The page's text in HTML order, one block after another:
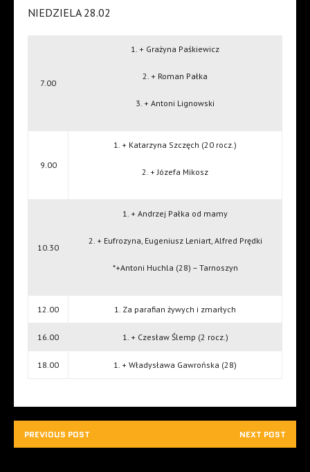
NIEDZIELA 28.02
7.00
1. + Grażyna Paśkiewicz
2. + Roman Pałka
3. + Antoni Lignowski
9.00
1. + Katarzyna Szczęch (20 rocz.)
2. + Józefa Mikosz
10.30
1. + Andrzej Pałka od mamy
2. + Eufrozyna, Eugeniusz Leniart, Alfred Prędki
*+Antoni Huchla (28) – Tarnoszyn
12.00 1. Za parafian żywych i zmarłych
16.00 1. + Czesław Ślemp (2 rocz.)
18.00 1. + Władysława Gawrońska (28)
PREVIOUS POST NEXT POST